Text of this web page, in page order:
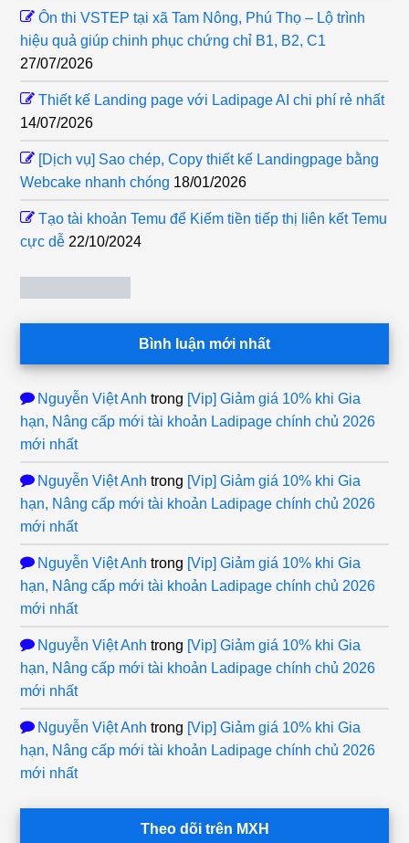
Ôn thi VSTEP tại xã Tam Nông, Phú Thọ – Lộ trình
hiệu quả giúp chinh phục chứng chỉ B1, B2, C1
27/07/2026
Thiết kế Landing page với Ladipage AI chi phí rẻ nhất
14/07/2026
[Dịch vụ] Sao chép, Copy thiết kế Landingpage bằng
Webcake nhanh chóng 18/01/2026
Tạo tài khoản Temu để Kiếm tiền tiếp thị liên kết Temu
cực dễ 22/10/2024
Bình luận mới nhất
Nguyễn Việt Anh trong [Vip] Giảm giá 10% khi Gia
hạn, Nâng cấp mới tài khoản Ladipage chính chủ 2026
mới nhất
Nguyễn Việt Anh trong [Vip] Giảm giá 10% khi Gia
hạn, Nâng cấp mới tài khoản Ladipage chính chủ 2026
mới nhất
Nguyễn Việt Anh trong [Vip] Giảm giá 10% khi Gia
hạn, Nâng cấp mới tài khoản Ladipage chính chủ 2026
mới nhất
Nguyễn Việt Anh trong [Vip] Giảm giá 10% khi Gia
hạn, Nâng cấp mới tài khoản Ladipage chính chủ 2026
mới nhất
Nguyễn Việt Anh trong [Vip] Giảm giá 10% khi Gia
hạn, Nâng cấp mới tài khoản Ladipage chính chủ 2026
mới nhất
Theo dõi trên MXH